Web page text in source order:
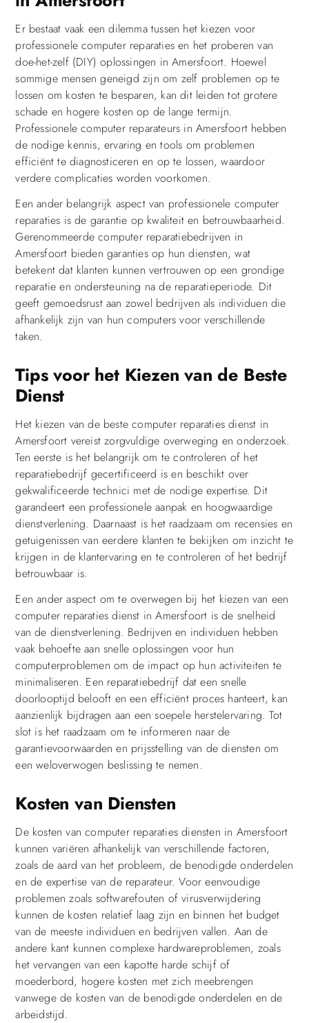
Er bestaat vaak een dilemma tussen het kiezen voor
professionele computer reparaties en het proberen van
doe-het-zelf (DIY) oplossingen in Amersfoort. Hoewel
sommige mensen geneigd zijn om zelf problemen op te
lossen om kosten te besparen, kan dit leiden tot grotere
schade en hogere kosten op de lange termijn.
Professionele computer reparateurs in Amersfoort hebben
de nodige kennis, ervaring en tools om problemen
efficiënt te diagnosticeren en op te lossen, waardoor
verdere complicaties worden voorkomen.
Een ander belangrijk aspect van professionele computer
reparaties is de garantie op kwaliteit en betrouwbaarheid.
Gerenommeerde computer reparatiebedrijven in
Amersfoort bieden garanties op hun diensten, wat
betekent dat klanten kunnen vertrouwen op een grondige
reparatie en ondersteuning na de reparatieperiode. Dit
geeft gemoedsrust aan zowel bedrijven als individuen die
afhankelijk zijn van hun computers voor verschillende
taken.
Tips voor het Kiezen van de Beste
Dienst
Het kiezen van de beste computer reparaties dienst in
Amersfoort vereist zorgvuldige overweging en onderzoek.
Ten eerste is het belangrijk om te controleren of het
reparatiebedrijf gecertificeerd is en beschikt over
gekwalificeerde technici met de nodige expertise. Dit
garandeert een professionele aanpak en hoogwaardige
dienstverlening. Daarnaast is het raadzaam om recensies en
getuigenissen van eerdere klanten te bekijken om inzicht te
krijgen in de klantervaring en te controleren of het bedrijf
betrouwbaar is.
Een ander aspect om te overwegen bij het kiezen van een
computer reparaties dienst in Amersfoort is de snelheid
van de dienstverlening. Bedrijven en individuen hebben
vaak behoefte aan snelle oplossingen voor hun
computerproblemen om de impact op hun activiteiten te
minimaliseren. Een reparatiebedrijf dat een snelle
doorlooptijd belooft en een efficiënt proces hanteert, kan
aanzienlijk bijdragen aan een soepele herstelervaring. Tot
slot is het raadzaam om te informeren naar de
garantievoorwaarden en prijsstelling van de diensten om
een weloverwogen beslissing te nemen.
Kosten van Diensten
De kosten van computer reparaties diensten in Amersfoort
kunnen variëren afhankelijk van verschillende factoren,
zoals de aard van het probleem, de benodigde onderdelen
en de expertise van de reparateur. Voor eenvoudige
problemen zoals softwarefouten of virusverwijdering
kunnen de kosten relatief laag zijn en binnen het budget
van de meeste individuen en bedrijven vallen. Aan de
andere kant kunnen complexe hardwareproblemen, zoals
het vervangen van een kapotte harde schijf of
moederbord, hogere kosten met zich meebrengen
vanwege de kosten van de benodigde onderdelen en de
arbeidstijd.